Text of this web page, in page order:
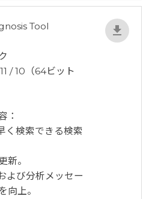
Tool
/ 10（64ビット
：
く検索できる検索
新。
よび分析メッセー
向上。